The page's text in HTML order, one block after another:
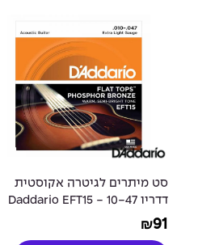
סט מיתרים לגיטרה אקוסטית
דדריו 10-47 - Daddario EFT15
Flat Tops Acoustic Guitar
₪91